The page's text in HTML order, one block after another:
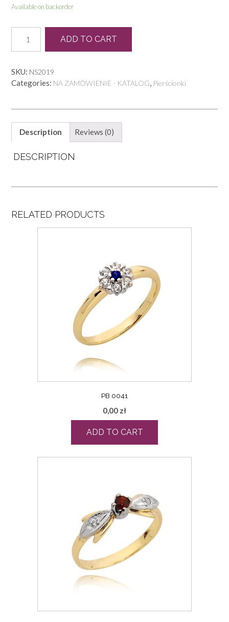
Available on backorder
0220
quantity
ADD TO CART
SKU: NS2019
Categories: NA ZAMÓWIENIE - KATALOG, Pierścionki
Description Reviews (0)
DESCRIPTION
RELATED PRODUCTS
PB 0041
0,00 zł
ADD TO CART